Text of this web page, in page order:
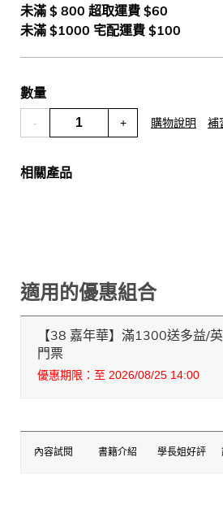
未滿 $ 800 超取運費 $60
未滿 $1000 宅配運費 $100
數量
- + 購物說明 補
相關產品
適用的優惠組合
【38 嘉年華】滿1300送多益/
門票
優惠期限：至 2026/08/25 14:00
內容試閱 書籍介紹 學長姐好評